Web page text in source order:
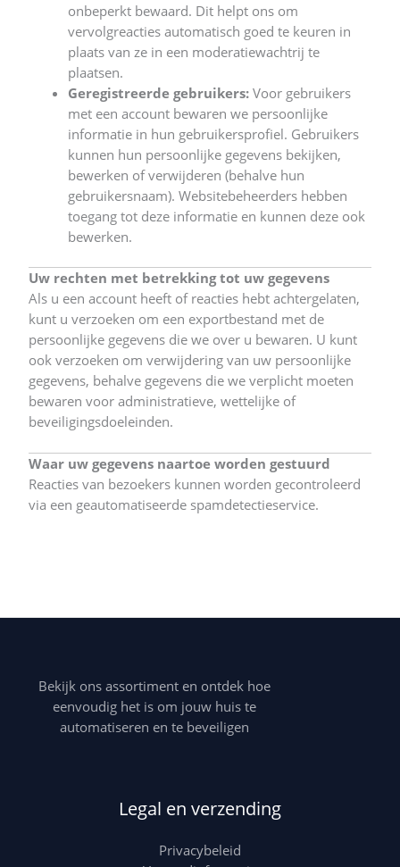
onbeperkt bewaard. Dit helpt ons om
vervolgreacties automatisch goed te keuren in
plaats van ze in een moderatiewachtrij te
plaatsen.
Geregistreerde gebruikers: Voor gebruikers
met een account bewaren we persoonlijke
informatie in hun gebruikersprofiel. Gebruikers
kunnen hun persoonlijke gegevens bekijken,
bewerken of verwijderen (behalve hun
gebruikersnaam). Websitebeheerders hebben
toegang tot deze informatie en kunnen deze ook
bewerken.
Uw rechten met betrekking tot uw gegevens
Als u een account heeft of reacties hebt achtergelaten,
kunt u verzoeken om een exportbestand met de
persoonlijke gegevens die we over u bewaren. U kunt
ook verzoeken om verwijdering van uw persoonlijke
gegevens, behalve gegevens die we verplicht moeten
bewaren voor administratieve, wettelijke of
beveiligingsdoeleinden.
Waar uw gegevens naartoe worden gestuurd
Reacties van bezoekers kunnen worden gecontroleerd
via een geautomatiseerde spamdetectieservice.
Bekijk ons assortiment en ontdek hoe
eenvoudig het is om jouw huis te
automatiseren en te beveiligen
Legal en verzending
Privacybeleid